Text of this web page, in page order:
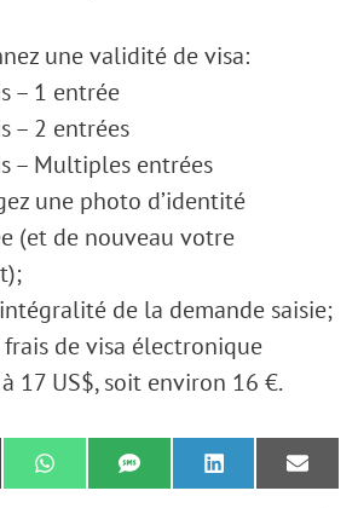
une validité de visa:
– 1 entrée
– 2 entrées
– Multiples entrées
une photo d’identité
(et de nouveau votre
de la demande saisie;
frais de visa électronique
à 17 US$, soit environ 16 €.
Share
on
Share
on
Share
on
Share
on